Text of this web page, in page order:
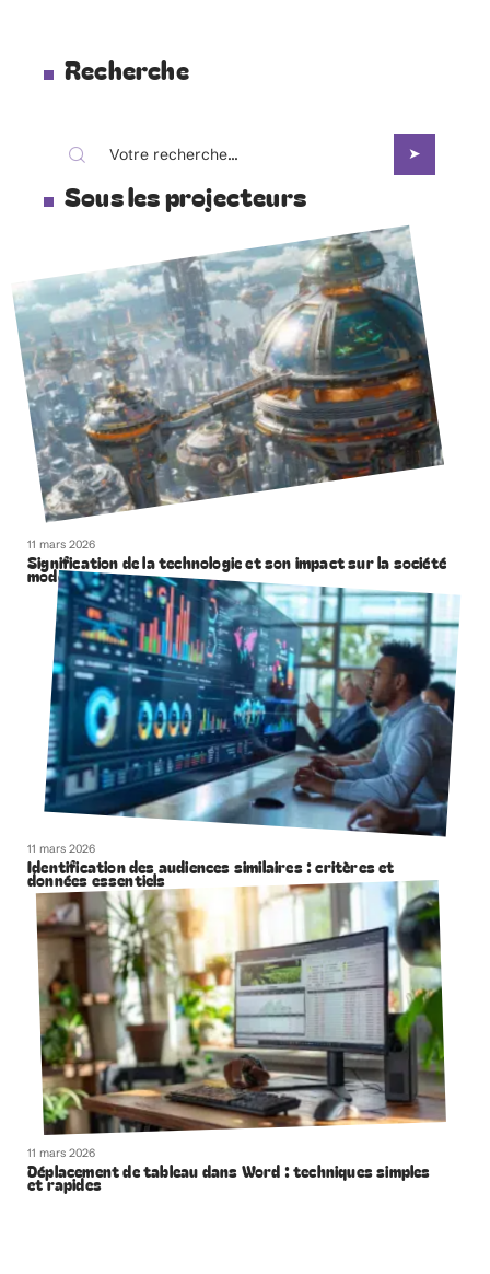
Recherche
Sous les projecteurs
11 mars 2026
Signification de la technologie et son impact sur la société
moderne
11 mars 2026
Identification des audiences similaires : critères et
données essentiels
11 mars 2026
Déplacement de tableau dans Word : techniques simples
et rapides